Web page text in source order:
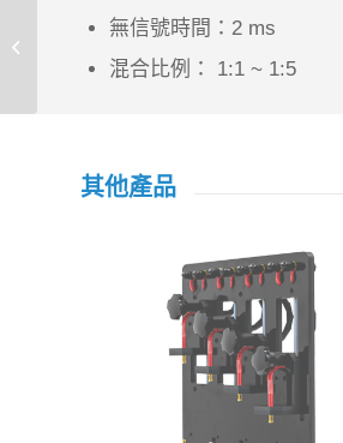
無信號時間：2 ms
混合比例： 1:1 ~ 1:5
其他產品
SVET/Vibrating Probe –